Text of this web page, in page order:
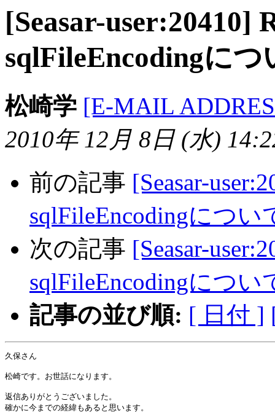
[Seasar-user:20410]
sqlFileEncodingにつ
松崎学 [E-MAIL
2010年 12月 8日 (水)
前の記事 [Seasar-
sqlFileEncodingについ
次の記事 [Seasar-
sqlFileEncodingについ
記事の並び順: [ 日付 ]
久保さん
松崎です。お世話になります。
返信ありがとうございました。
確かに今までの経緯もあると思います。